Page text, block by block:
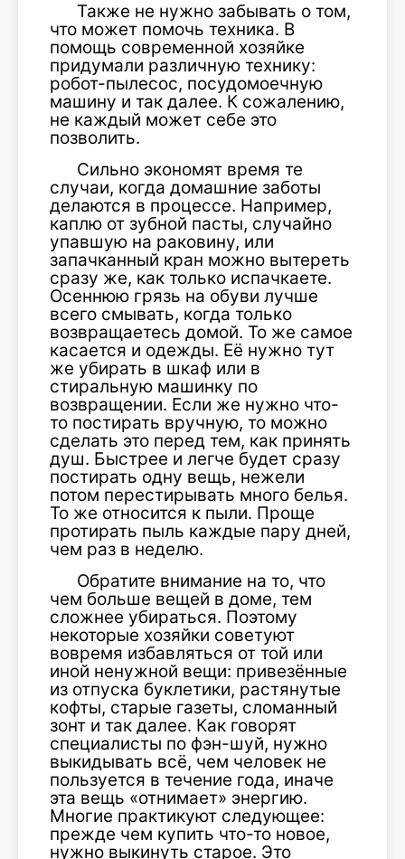
Также не нужно забывать о том,
что может помочь техника. В
помощь современной хозяйке
придумали различную технику:
робот-пылесос, посудомоечную
машину и так далее. К сожалению,
не каждый может себе это
позволить.
Сильно экономят время те
случаи, когда домашние заботы
делаются в процессе. Например,
каплю от зубной пасты, случайно
упавшую на раковину, или
запачканный кран можно вытереть
сразу же, как только испачкаете.
Осеннюю грязь на обуви лучше
всего смывать, когда только
возвращаетесь домой. То же самое
касается и одежды. Её нужно тут
же убирать в шкаф или в
стиральную машинку по
возвращении. Если же нужно что-
то постирать вручную, то можно
сделать это перед тем, как принять
душ. Быстрее и легче будет сразу
постирать одну вещь, нежели
потом перестирывать много белья.
То же относится к пыли. Проще
протирать пыль каждые пару дней,
чем раз в неделю.
Обратите внимание на то, что
чем больше вещей в доме, тем
сложнее убираться. Поэтому
некоторые хозяйки советуют
вовремя избавляться от той или
иной ненужной вещи: привезённые
из отпуска буклетики, растянутые
кофты, старые газеты, сломанный
зонт и так далее. Как говорят
специалисты по фэн-шуй, нужно
выкидывать всё, чем человек не
пользуется в течение года, иначе
эта вещь «отнимает» энергию.
Многие практикуют следующее:
прежде чем купить что-то новое,
нужно выкинуть старое. Это